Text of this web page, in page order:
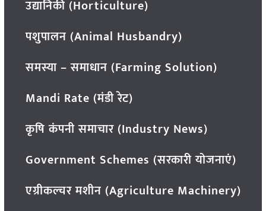
उद्यानिकी (Horticulture)
पशुपालन (Animal Husbandry)
समस्या – समाधान (Farming Solution)
Mandi Rate (मंडी रेट)
कृषि कंपनी समाचार (Industry News)
Government Schemes (सरकारी योजनाएं)
एग्रीकल्चर मशीन (Agriculture Machinery)